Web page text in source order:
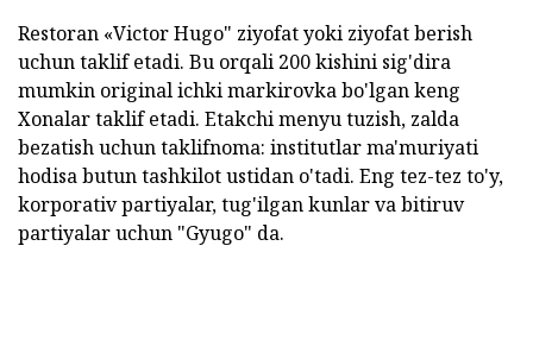
Restoran «Victor Hugo" ziyofat yoki ziyofat berish
uchun taklif etadi. Bu orqali 200 kishini sig'dira
mumkin original ichki markirovka bo'lgan keng
Xonalar taklif etadi. Etakchi menyu tuzish, zalda
bezatish uchun taklifnoma: institutlar ma'muriyati
hodisa butun tashkilot ustidan o'tadi. Eng tez-tez to'y,
korporativ partiyalar, tug'ilgan kunlar va bitiruv
partiyalar uchun "Gyugo" da.